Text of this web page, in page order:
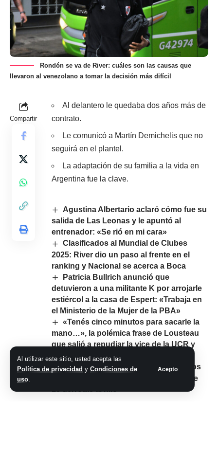
Al utilizar este sitio, usted acepta las
Política de privacidad y Condiciones de
uso.
Acepto
Rondón se va de River: cuáles son las causas que
llevaron al venezolano a tomar la decisión más difícil
Compartir
Al delantero le quedaba dos años más de
contrato.
Le comunicó a Martín Demichelis que no
seguirá en el plantel.
La adaptación de su familia a la vida en
Argentina fue la clave.
Agustina Albertario aclaró cómo fue su
salida de Las Leonas y le apuntó al
entrenador: «Se rió en mi cara»
Clasificados al Mundial de Clubes
2025: River dio un paso al frente en el
ranking y Nacional se acerca a Boca
Patricia Bullrich anunció que
detuvieron a una militante K por arrojarle
estiércol a la casa de Espert: «Trabaja en
el Ministerio de la Mujer de la PBA»
«Tenés cinco minutos para sacarle la
mano…», la polémica frase de Lousteau
que salió a repudiar la vice de la UCR y
tensa más la interna en el partido
NBA: San Antonio Spurs venció a los
Lakers y terminó con su racha negra de